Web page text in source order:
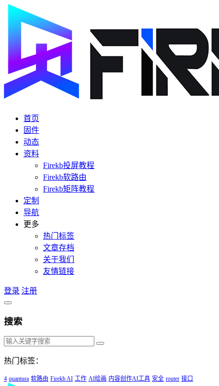
首页
固件
动态
资料
Firekb投屏教程
Firekb软路由
Firekb矩阵教程
定制
导航
更多
热门标签
文章存档
关于我们
友情链接
登录 注册
搜索
热门标签：
4 quantura 软路由 Firekb AI 工作 AI绘画 内容创作AI工具 安全 router 接口